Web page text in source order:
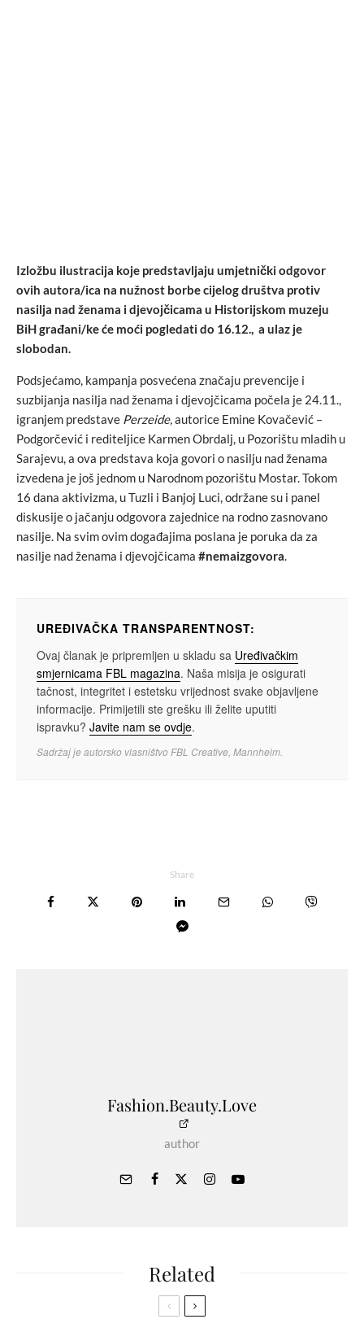
Izložbu ilustracija koje predstavljaju umjetnički odgovor
ovih autora/ica na nužnost borbe cijelog društva protiv
nasilja nad ženama i djevojčicama u Historijskom muzeju
BiH građani/ke će moći pogledati do 16.12., a ulaz je
slobodan.
Podsjećamo, kampanja posvećena značaju prevencije i
suzbijanja nasilja nad ženama i djevojčicama počela je 24.11.,
igranjem predstave Perzeide,autorice Emine Kovačević –
Podgorčević i rediteljice Karmen Obrdalj, u Pozorištu mladih u
Sarajevu, a ova predstava koja govori o nasilju nad ženama
izvedena je još jednom u Narodnom pozorištu Mostar. Tokom
16 dana aktivizma, u Tuzli i Banjoj Luci, održane su i panel
diskusije o jačanju odgovora zajednice na rodno zasnovano
nasilje. Na svim ovim događajima poslana je poruka da za
nasilje nad ženama i djevojčicama #nemaizgovora.
UREĐIVAČKA TRANSPARENTNOST:
Ovaj članak je pripremljen u skladu sa Uređivačkim
smjernicama FBL magazina. Naša misija je osigurati
tačnost, integritet i estetsku vrijednost svake objavljene
informacije. Primijetili ste grešku ili želite uputiti
ispravku? Javite nam se ovdje.
Sadržaj je autorsko vlasništvo FBL Creative, Mannheim.
Share
Fashion.Beauty.Love
author
Related